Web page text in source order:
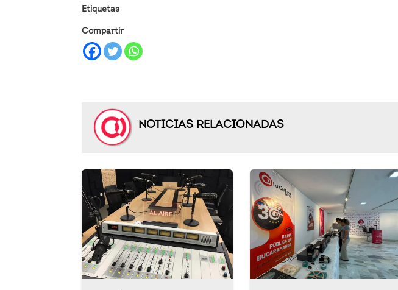
Etiquetas
Compartir
NOTICIAS RELACIONADAS